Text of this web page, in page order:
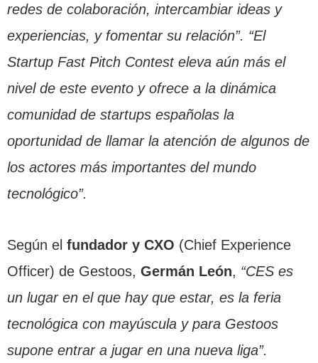
redes de colaboración, intercambiar ideas y
experiencias, y fomentar su relación”. “El
Startup Fast Pitch Contest eleva aún más el
nivel de este evento y ofrece a la dinámica
comunidad de startups españolas la
oportunidad de llamar la atención de algunos de
los actores más importantes del mundo
tecnológico”.
Según el fundador y CXO (Chief Experience
Officer) de Gestoos, Germán León, “CES es
un lugar en el que hay que estar, es la feria
tecnológica con mayúscula y para Gestoos
supone entrar a jugar en una nueva liga”.